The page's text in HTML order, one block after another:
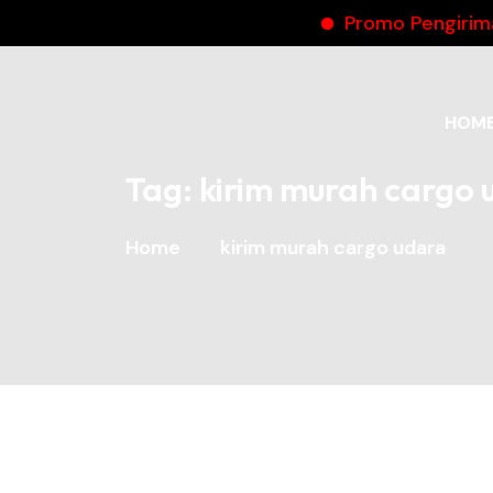
Promo Pengiriman
Tag: kirim murah cargo
Home kirim murah cargo udara